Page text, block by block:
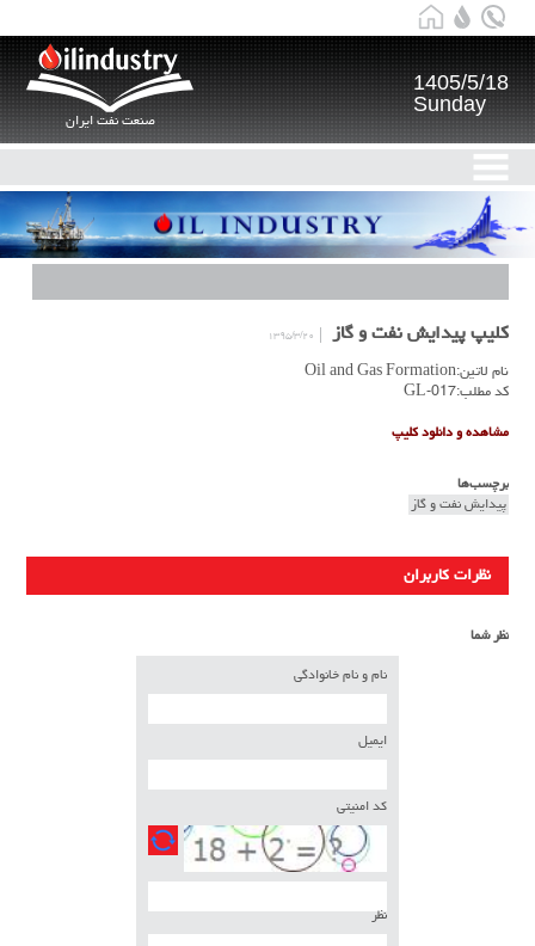
صنعت نفت ایران
1405/5/18
Sunday
کلیپ پیدایش نفت و گاز ۱۳۹۵/۳/۲۰
نام لاتین:Oil and Gas Formation
کد مطلب:GL-017
مشاهده و دانلود کلیپ
برچسب‌ها
پیدایش نفت و گاز
نظرات کاربران
نظر شما
نام و نام خانوادگی
ایمیل
کد امنیتی
نظر